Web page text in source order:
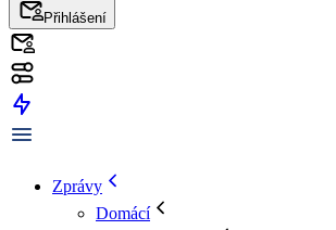
Přihlášení
Zprávy
Domácí